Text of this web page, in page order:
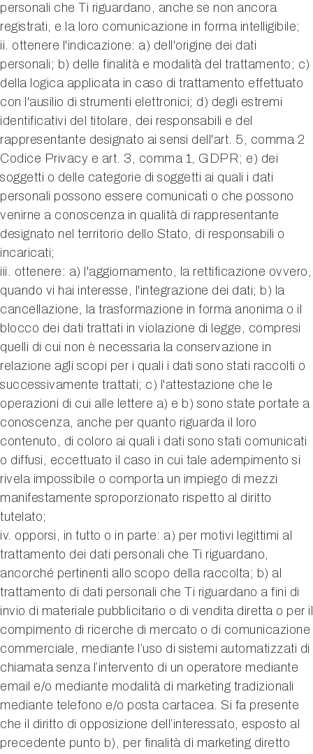
personali che Ti riguardano, anche se non ancora
registrati, e la loro comunicazione in forma intelligibile;
ii. ottenere l'indicazione: a) dell'origine dei dati
personali; b) delle finalità e modalità del trattamento; c)
della logica applicata in caso di trattamento effettuato
con l'ausilio di strumenti elettronici; d) degli estremi
identificativi del titolare, dei responsabili e del
rappresentante designato ai sensi dell'art. 5, comma 2
Codice Privacy e art. 3, comma 1, GDPR; e) dei
soggetti o delle categorie di soggetti ai quali i dati
personali possono essere comunicati o che possono
venirne a conoscenza in qualità di rappresentante
designato nel territorio dello Stato, di responsabili o
incaricati;
iii. ottenere: a) l'aggiornamento, la rettificazione ovvero,
quando vi hai interesse, l'integrazione dei dati; b) la
cancellazione, la trasformazione in forma anonima o il
blocco dei dati trattati in violazione di legge, compresi
quelli di cui non è necessaria la conservazione in
relazione agli scopi per i quali i dati sono stati raccolti o
successivamente trattati; c) l'attestazione che le
operazioni di cui alle lettere a) e b) sono state portate a
conoscenza, anche per quanto riguarda il loro
contenuto, di coloro ai quali i dati sono stati comunicati
o diffusi, eccettuato il caso in cui tale adempimento si
rivela impossibile o comporta un impiego di mezzi
manifestamente sproporzionato rispetto al diritto
tutelato;
iv. opporsi, in tutto o in parte: a) per motivi legittimi al
trattamento dei dati personali che Ti riguardano,
ancorché pertinenti allo scopo della raccolta; b) al
trattamento di dati personali che Ti riguardano a fini di
invio di materiale pubblicitario o di vendita diretta o per il
compimento di ricerche di mercato o di comunicazione
commerciale, mediante l’uso di sistemi automatizzati di
chiamata senza l’intervento di un operatore mediante
email e/o mediante modalità di marketing tradizionali
mediante telefono e/o posta cartacea. Si fa presente
che il diritto di opposizione dell’interessato, esposto al
precedente punto b), per finalità di marketing diretto